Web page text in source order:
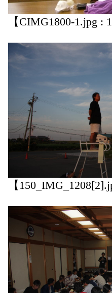
【CIMG1800-1.jpg :
【